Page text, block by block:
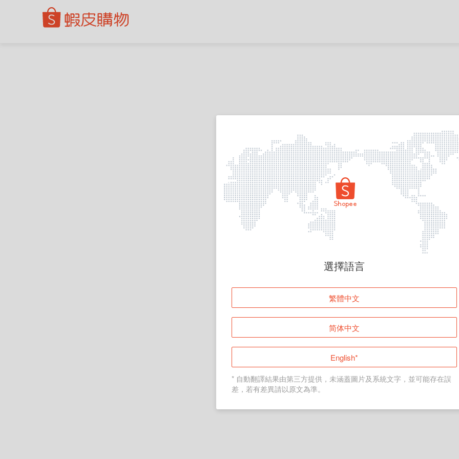
頁面無法顯示
登入
返回首頁
選擇語言
繁體中文
简体中文
English*
* 自動翻譯結果由第三方提供，未涵蓋圖片及系統文字，並可能存在誤
差，若有差異請以原文為準。